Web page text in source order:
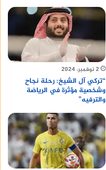
2 نوفمبر، 2024
“تركي آل الشيخ: رحلة نجاح
وشخصية مؤثرة في الرياضة
والترفيه”